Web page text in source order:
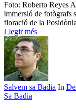
Foto: Roberto Reyes
immersió de fotògrafs
floració de la
Llegir més
Salvem sa Badia In
Sa Badia